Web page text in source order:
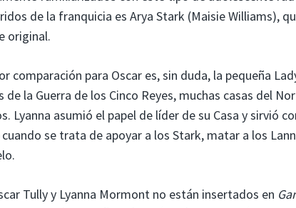
de la franquicia es Arya Stark (Maisie Williams),
original.
comparación para Oscar es, sin duda, la pequeña
de la Guerra de los Cinco Reyes, muchas casas del
Lyanna asumió el papel de líder de su Casa y sirvió
se trata de apoyar a los Stark, matar a los
Tully y Lyanna Mormont no están insertados en